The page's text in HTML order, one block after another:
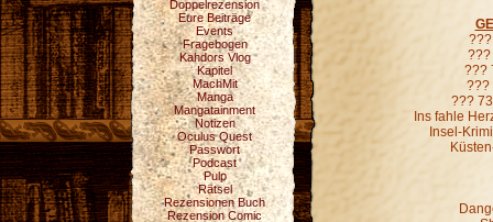
Doppelrezension
Eure Beiträge
Events
Fragebogen
Kahdors Vlog
Kapitel
MachMit
Manga
Mangatainment
Notizen
Oculus Quest
Passwort
Podcast
Pulp
Rätsel
Rezensionen Buch
Rezension Comic
???
???
???
???
Ins fahle
Insel-